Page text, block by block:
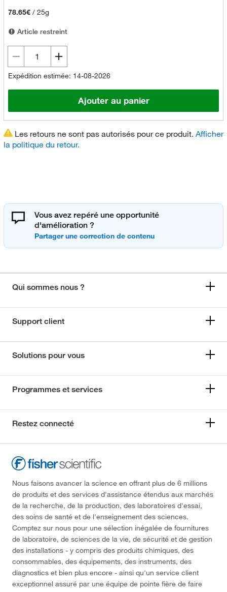
78.65€/ 25g
Article restreint
Expédition estimée: 14-08-2026
Ajouter au panier
Les retours ne sont pas autorisés pour ce produit. Afficher
la politique du retour.
Vous avez repéré une opportunité
d'amélioration ?
Qui sommes nous ?
Support client
Solutions pour vous
Programmes et services
Restez connecté
Nous faisons avancer la science en offrant plus de 6 millions
de produits et des services d'assistance étendus aux marchés
de la recherche, de la production, des laboratoires d'essai,
des soins de santé et de l'enseignement des sciences.
Comptez sur nous pour une sélection inégalée de fournitures
de laboratoire, de sciences de la vie, de sécurité et de gestion
des installations - y compris des produits chimiques, des
consommables, des équipements, des instruments, des
diagnostics et bien plus encore - ainsi qu'un service client
exceptionnel assuré par une équipe de pointe fière de faire